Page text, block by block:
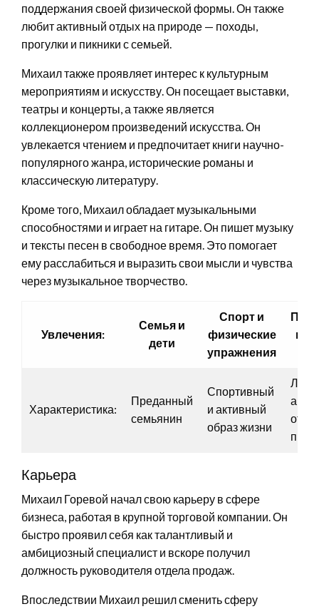
поддержания своей физической формы. Он также
любит активный отдых на природе — походы,
прогулки и пикники с семьей.
Михаил также проявляет интерес к культурным
мероприятиям и искусству. Он посещает выставки,
театры и концерты, а также является
коллекционером произведений искусства. Он
увлекается чтением и предпочитает книги научно-
популярного жанра, исторические романы и
классическую литературу.
Кроме того, Михаил обладает музыкальными
способностями и играет на гитаре. Он пишет музыку
и тексты песен в свободное время. Это помогает
ему расслабиться и выразить свои мысли и чувства
через музыкальное творчество.
Увлечения:
Семья и
дети
Спорт и
физические
упражнения
и
Характеристика:
Преданный
семьянин
Спортивный
и активный
образ жизни
Карьера
Михаил Горевой начал свою карьеру в сфере
бизнеса, работая в крупной торговой компании. Он
быстро проявил себя как талантливый и
амбициозный специалист и вскоре получил
должность руководителя отдела продаж.
Впоследствии Михаил решил сменить сферу